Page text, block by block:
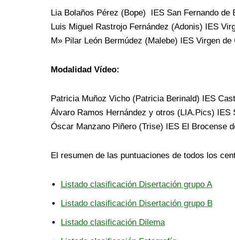
Lia Bolaños Pérez (Bope) IES San Fernando de
Luis Miguel Rastrojo Fernández (Adonis) IES
M» Pilar León Bermúdez (Malebe) IES Virgen
Modalidad Vídeo:
Patricia Muñoz Vicho (Patricia Berinald) IES
Álvaro Ramos Hernández y otros (LIA.Pics) IES
Óscar Manzano Piñero (Trise) IES El Brocense
El resumen de las puntuaciones de todos los
Listado clasificación Disertación grupo A
Listado clasificación Disertación grupo B
Listado clasificación Dilema